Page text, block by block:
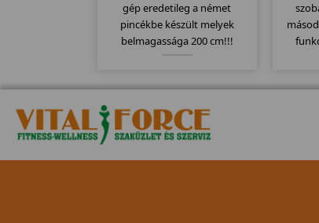
gép eredetileg a német
pincékbe készült melyek
belmagassága 200 cm!!!